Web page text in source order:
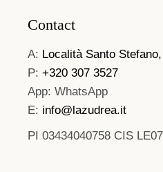
Contact
A: Località Santo
P: +320 307 3527
App: WhatsApp
E: info@lazudrea.it
PI 03434040758 CIS